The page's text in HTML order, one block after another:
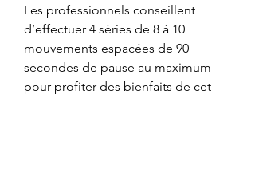
Les professionnels conseillent
d’effectuer 4 séries de 8 à 10
mouvements espacées de 90
secondes de pause au maximum
pour profiter des bienfaits de cet